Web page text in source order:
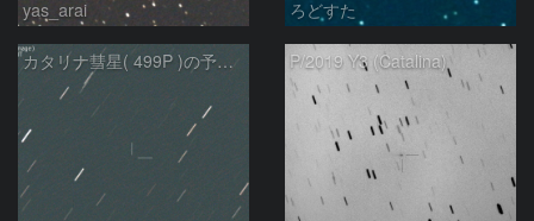
yas_arai ろどすた
カタリナ彗星( 499P )の予報位置：2025/04/27 P/2019 Y3 (Catalina)